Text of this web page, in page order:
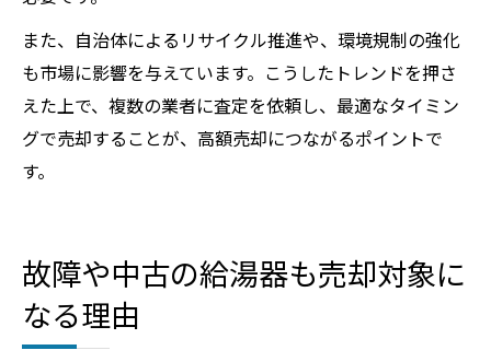
また、自治体によるリサイクル推進や、環境規制の強化
も市場に影響を与えています。こうしたトレンドを押さ
えた上で、複数の業者に査定を依頼し、最適なタイミン
グで売却することが、高額売却につながるポイントで
す。
故障や中古の給湯器も売却対象に
なる理由